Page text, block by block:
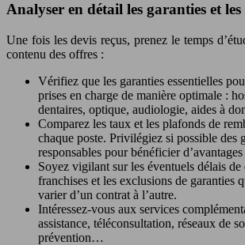
Analyser en détail les garanties et les
Une fois les devis reçus, prenez le temps
contenu des offres :
Vérifiez que les garanties essentielles
prises en charge de manière optimale :
dentaires, optique, audiologie, aides à
Comparez les taux et les plafonds de
chaque poste. Privilégiez si possible des
responsables pour bénéficier
Soyez vigilant sur les éventuels délais de
franchises et les exclusions de garanties
varier d’un contrat à l’autre.
Intéressez-vous aux services
assistance, téléconsultation, réseaux de
prévention…